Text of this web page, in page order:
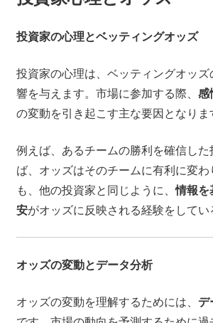
投資家の心理とベッティングオッズ
投資家の心理は、ベッティングオッ
響を与えます。市場に参加する際、 感
の変動を引き起こす主な要因となりま
例えば、あるチームの勝利を確信し
ば、オッズはそのチームに有利に変
も、他の投資家と同じように、情報を
安がオッズに反映される経験をしてい
オッズの変動とデータ分析
オッズの変動を理解するためには、 デ